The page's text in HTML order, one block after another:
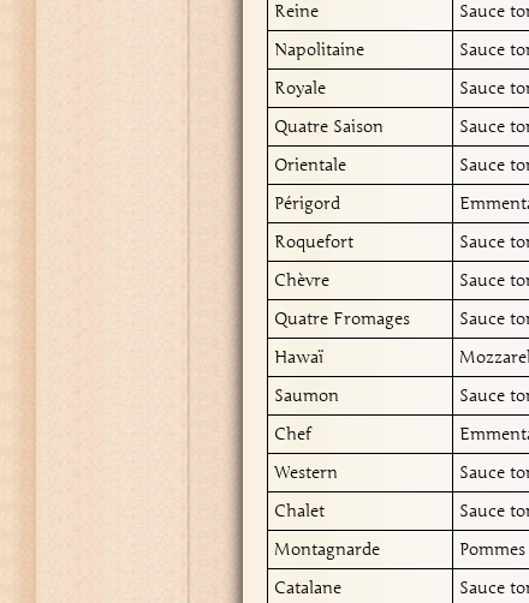
Reine
Sauce
Napolitaine
Sauce
Royale Sauce
Quatre Saison Sauce
Orientale Sauce
Périgord
Roquefort
Sauce
Chèvre Sauce
Quatre Fromages Sauce
Hawaï
Saumon Sauce
Chef
Western
Sauce
Chalet Sauce
Montagnarde
Catalane Sauce